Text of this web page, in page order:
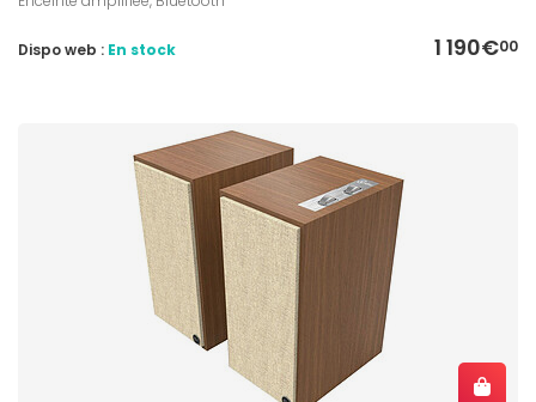
1 190€00
Dispo web : En stock